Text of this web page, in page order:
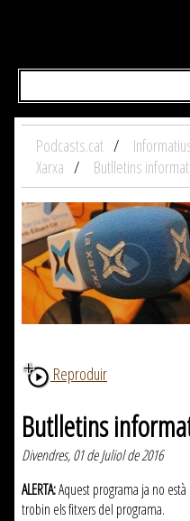
Podcasts.cat
Xarxa
Butlletins
Reproduir
Butlletins
Divendres, 01 de Juliol de 2016
ALERTA:Aquest programa ja no
trobin els fitxers del programa.